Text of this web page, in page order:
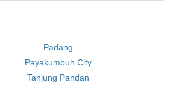
Padang
Payakumbuh City
Tanjung Pandan